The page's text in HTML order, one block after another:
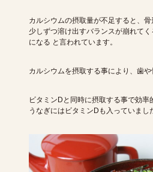
カルシウムの摂取量が不足すると、
少しずつ溶け出すバランスが崩れて
になる と言われています。
カルシウムを摂取する事により、歯や
ビタミンDと同時に摂取する事で効率
うなぎにはビタミンDも入っていまし